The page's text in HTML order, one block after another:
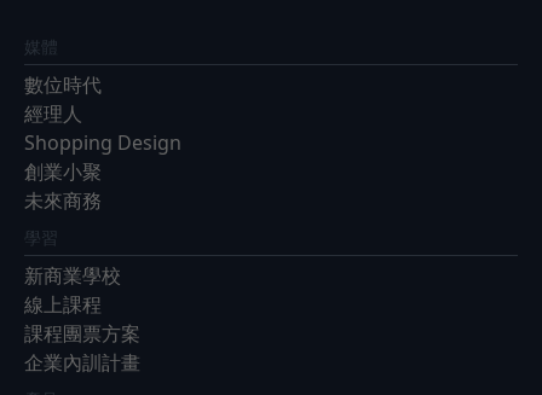
媒體
數位時代
經理人
Shopping Design
創業小聚
未來商務
學習
新商業學校
線上課程
課程團票方案
企業內訓計畫